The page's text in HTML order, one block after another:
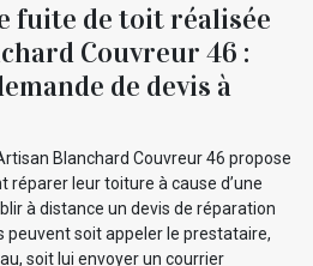
fuite de toit réalisée
Couvreur 46 :
de devis à
Blanchard Couvreur 46 propose
réparer leur toiture à cause d’une
à distance un devis de réparation
peuvent soit appeler le prestataire,
soit lui envoyer un courrier